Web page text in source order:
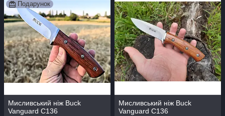
Подарунок
Мисливський ніж Buck
Vanguard С136
Мисливський ніж Buck
Vanguard С136